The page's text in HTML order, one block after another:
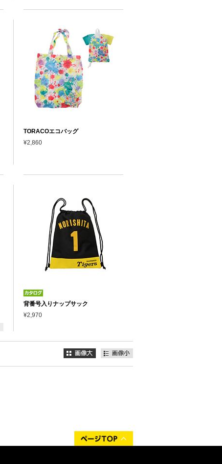
TORACOエコバッグ
¥2,860
背番号入りナップサック
¥2,970